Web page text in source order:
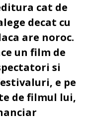
cat de
decat cu
are noroc.
un film de
si
e pe
de filmul lui,